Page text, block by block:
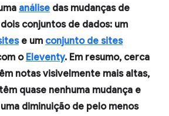
análise das mudanças de
conjuntos de dados: um
e um conjunto de sites
o Eleventy. Em resumo, cerca
notas visivelmente mais altas,
quase nenhuma mudança e
diminuição de pelo menos